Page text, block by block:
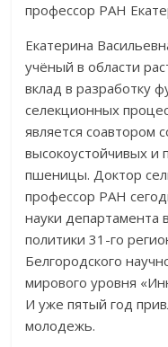
профессор РАН
Екатерина
учёный в области
вклад в разработку
селекционных
является соавтором
высокоустойчивых и
пшеницы. Доктор
профессор РАН
науки департамента
политики 31-го
Белгородского
мирового уровня
И уже пятый год
молодежь.